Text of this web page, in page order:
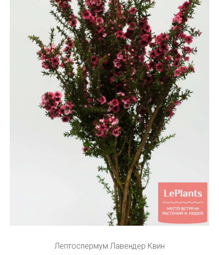
Лептоспермум Лавендер Квин